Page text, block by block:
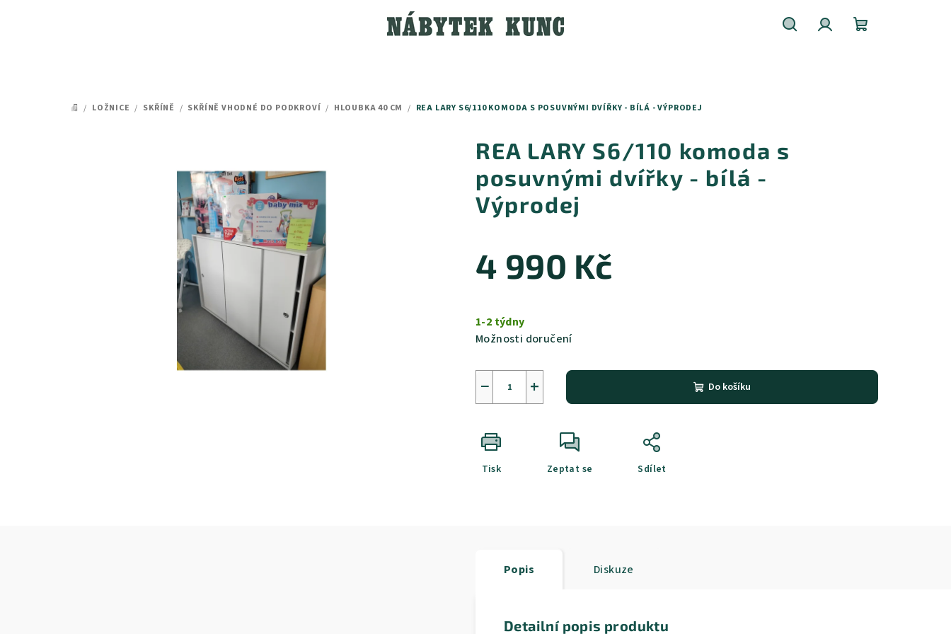
DOMŮ
/ LOŽNICE / SKŘÍNĚ / SKŘÍNĚ VHODNÉ DO PODKROVÍ / HLOUBKA 40 CM / REA LARY S6/110 KOMODA S POSUVNÝMI DVÍŘKY - BÍLÁ - VÝPRODEJ
REA LARY S6/110 komoda s
posuvnými dvířky - bílá -
Výprodej
4 990 Kč
cena:
1-2 týdny
Možnosti doručení
+
− Do košíku
Tisk Zeptat se Sdílet
Popis Diskuze
Detailní popis produktu